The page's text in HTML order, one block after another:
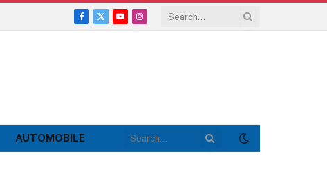
Facebook
X
YouTubeInstagram
AUTOMOBILE